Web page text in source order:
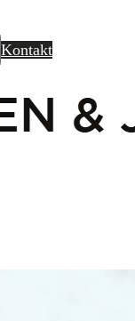
Kontakt